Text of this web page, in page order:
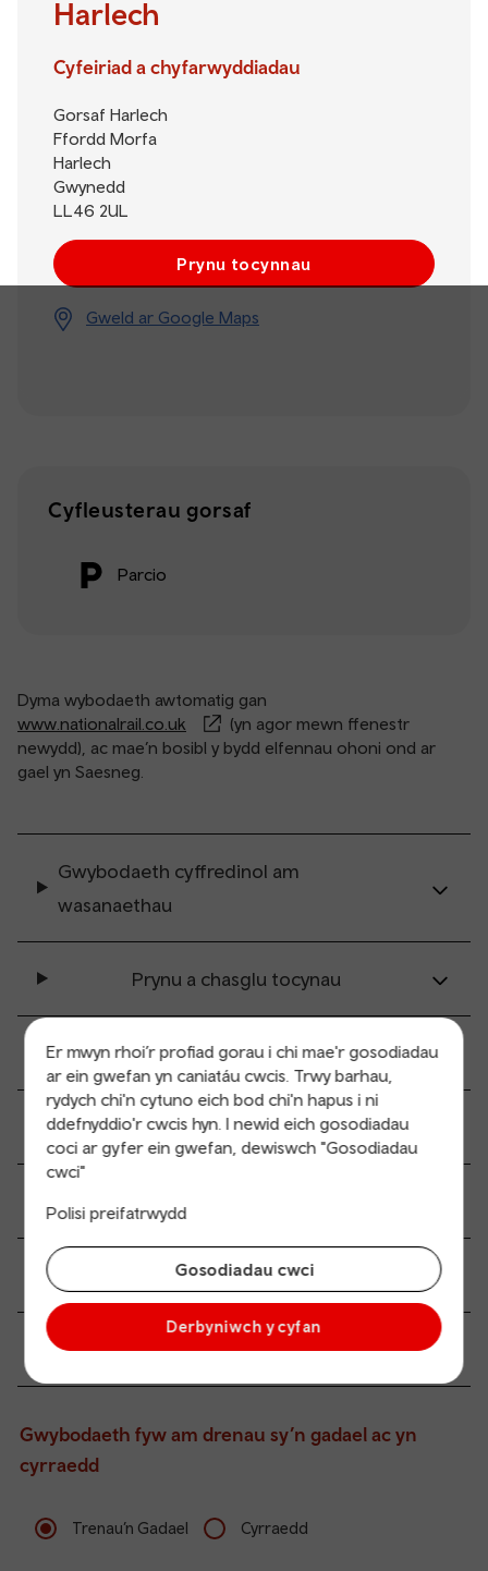
Er mwyn rhoi’r profiad gorau i chi mae'r gosodiadau
ar ein gwefan yn caniatáu cwcis. Trwy barhau,
rydych chi'n cytuno eich bod chi'n hapus i ni
ddefnyddio'r cwcis hyn. I newid eich gosodiadau
coci ar gyfer ein gwefan, dewiswch "Gosodiadau
cwci"
Polisi preifatrwydd
Gosodiadau cwci
Derbyniwch y cyfan
Harlech
Cyfeiriad a chyfarwyddiadau
Gorsaf Harlech
Ffordd Morfa
Harlech
Gwynedd
LL46 2UL
Prynu tocynnau
Gweld ar Google Maps
Cyfleusterau gorsaf
Parcio
Dyma wybodaeth awtomatig gan
www.nationalrail.co.uk
(yn agor mewn ffenestr
newydd), ac mae’n bosibl y bydd elfennau ohoni ond ar
gael yn Saesneg.
Gwybodaeth cyffredinol am
wasanaethau
Prynu a chasglu tocynau
Holl gyfleuterau’r orsaf
Hygyrchedd a mynediad symudedd
Gwybodaeth parcio
Gwybodaeth i gwsmeriad
Gwybodaeth fyw am drenau sy’n gadael ac yn
cyrraedd
Trenau’n Gadael Cyrraedd